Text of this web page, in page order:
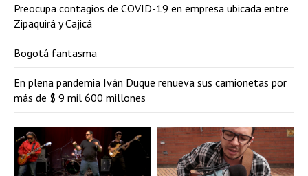
Preocupa contagios de COVID-19 en empresa ubicada entre
Zipaquirá y Cajicá
Bogotá fantasma
En plena pandemia Iván Duque renueva sus camionetas por
más de $ 9 mil 600 millones